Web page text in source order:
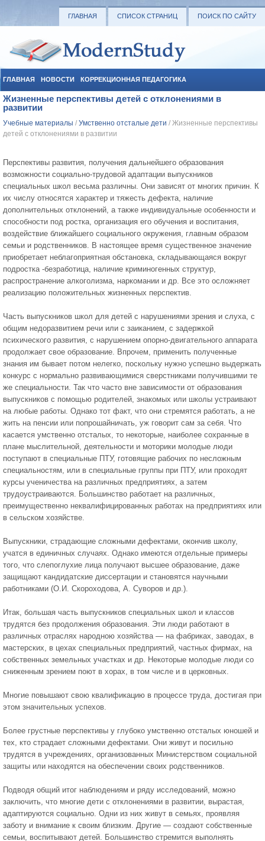
ГЛАВНАЯ СПИСОК СТРАНИЦ ПОИСК ПО САЙТУ
ГЛАВНАЯ НОВОСТИ КОРРЕКЦИОННАЯ ПЕДАГОГИКА
СОЦИАЛЬНАЯ ПЕДАГОГИКА УЧЕБНЫЕ МАТЕРИАЛЫ
Жизненные перспективы детей с отклонениями в
развитии
Учебные материалы / Умственно отсталые дети / Жизненные перспективы
детей с отклонениями в развитии
Перспективы развития, получения дальнейшего образования
возможности социально-трудовой адаптации выпускников
специальных школ весьма различны. Они зависят от многих причин. К
их числу относятся характер и тяжесть дефекта, наличие
дополнительных отклонений, а также индивидуальные особенности и
способности под ростка, организация его обучения и воспитания,
воздействие ближайшего социального окружения, главным образом
семьи и родственников. В настоящее время существенное значение
приобретает неблагоприятная обстановка, складывающаяся вокруг
подростка -безработица, наличие криминогенных структур,
распространение алкоголизма, наркомании и др. Все это осложняет
реализацию положительных жизненных перспектив.
Часть выпускников школ для детей с нарушениями зрения и слуха, с
общим недоразвитием речи или с заиканием, с задержкой
психического развития, с нарушением опорно-двигательного аппарата
продолжает свое образование. Впрочем, применить полученные
знания им бывает потом нелегко, поскольку нужно успешно выдержать
конкурс с нормально развивающимися сверстниками получившими те
же специальности. Так что часто вне зависимости от образования
выпускников с помощью родителей, знакомых или школы устраивают
на любые работы. Однако тот факт, что они стремятся работать, а не
жить на пенсии или попрошайничать, уж говорит сам за себя. Что
касается умственно отсталых, то некоторые, наиболее сохранные в
плане мыслительной, деятельности и моторики молодые люди
поступают в специальные ПТУ, готовящие рабочих по несложным
специальностям, или в специальные группы при ПТУ, или проходят
курсы ученичества на различных предприятиях, а затем
трудоустраиваются. Большинство работает на различных,
преимущественно неквалифицированных работах на предприятиях или
в сельском хозяйстве.
Выпускники, страдающие сложными дефектами, окончив школу,
учатся в единичных случаях. Однако имеются отдельные примеры
того, что слепоглухие лица получают высшее образование, даже
защищают кандидатские диссертации и становятся научными
работниками (О.И. Скороходова, А. Суворов и др.).
Итак, большая часть выпускников специальных школ и классов
трудятся без продолжения образования. Эти люди работают в
различных отраслях народною хозяйства — на фабриках, заводах, в
мастерских, в цехах специальных предприятий, частных фирмах, на
собственных земельных участках и др. Некоторые молодые люди со
сниженным зрением поют в хорах, в том числе и в церковных.
Многие повышают свою квалификацию в процессе труда, достигая при
этом значительных успехов.
Более грустные перспективы у глубоко умственно отсталых юношей и
тех, кто страдает сложными дефектами. Они живут и посильно
трудятся в учреждениях, организованных Министерством социальной
защиты или находятся на обеспечении своих родственников.
Подводя общий итог наблюдениям и ряду исследований, можно
заключить, что многие дети с отклонениями в развитии, вырастая,
адаптируются социально. Одни из них живут в семьях, проявляя
заботу и внимание к своим близким. Другие — создают собственные
семьи, воспитывают детей. Большинство стремится выполнять